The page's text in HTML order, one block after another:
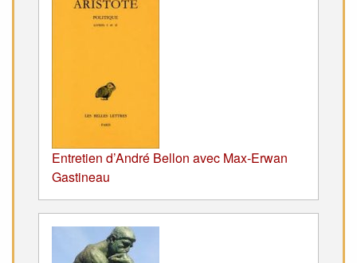
Entretien d’André Bellon avec Max-Erwan
Gastineau